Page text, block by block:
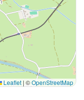
Leaflet | ©OpenStreetMap